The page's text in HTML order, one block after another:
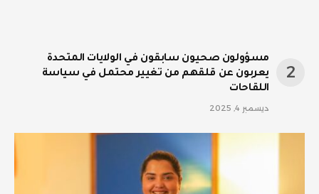
مسؤولون صحيون سابقون في الولايات المتحدة
يعربون عن قلقهم من تغيير محتمل في سياسة
اللقاحات
ديسمبر 4, 2025